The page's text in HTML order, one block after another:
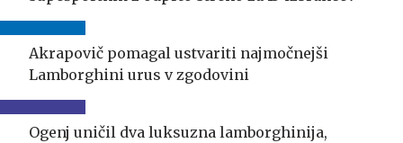
Akrapovič pomagal ustvariti najmočnejši
Lamborghini urus v zgodovini
Ogenj uničil dva luksuzna lamborghinija,